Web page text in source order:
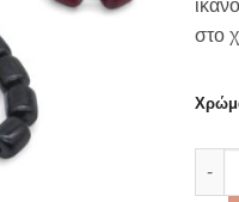
στο